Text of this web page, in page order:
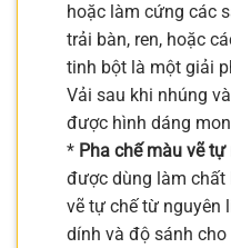
hoặc làm cứng các
trải bàn, ren, hoặc
tinh bột là một giải
Vải sau khi nhúng
được hình dáng
* Pha chế màu vẽ tự
được dùng làm chất
vẽ tự chế từ nguyên
dính và độ sánh cho